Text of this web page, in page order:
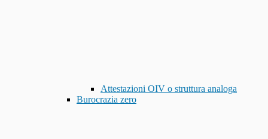
Attestazioni OIV o struttura analoga
Burocrazia zero